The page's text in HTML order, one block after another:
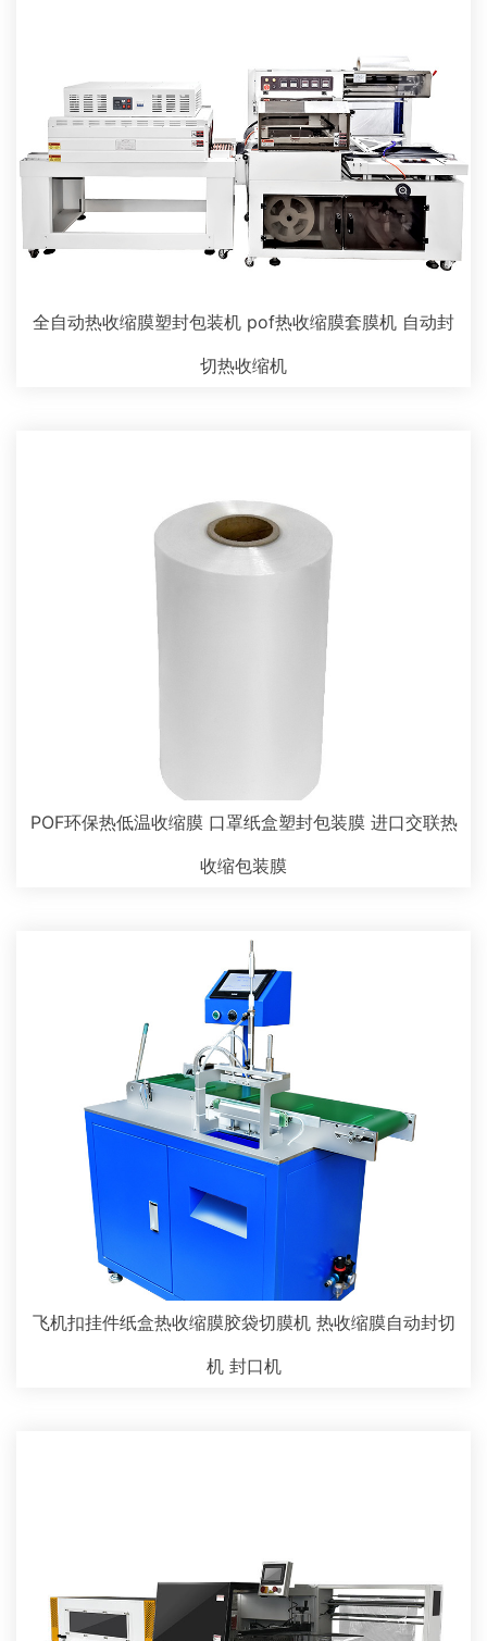
全自动热收缩膜塑封包装机 pof热收缩膜套膜机 自动封
切热收缩机
POF环保热低温收缩膜 口罩纸盒塑封包装膜 进口交联热
收缩包装膜
飞机扣挂件纸盒热收缩膜胶袋切膜机 热收缩膜自动封切
机 封口机